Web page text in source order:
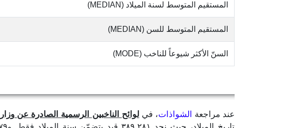
المستقيم المتوسط لسنة الميلاد (MEDIAN)
المستقيم المتوسط للسن (MEDIAN)
السنّ الأكثر شيوعاً للناخب (MODE)
عند مراجعة الشواذات، فيلوائح الناخبين الرسمية الصادرة عن وزارة